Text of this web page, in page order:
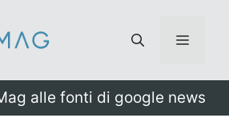
Menu
alle fonti di google news